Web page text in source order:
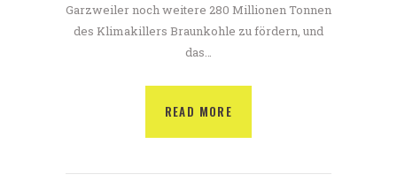
Garzweiler noch weitere 280 Millionen Tonnen
des Klimakillers Braunkohle zu fördern, und
das…
READ MORE